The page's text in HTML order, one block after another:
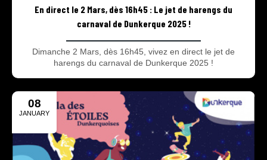
En direct le 2 Mars, dès 16h45 : Le jet de harengs du
carnaval de Dunkerque 2025 !
Dimanche 2 Mars, dès 16h45, vivez en direct le jet de
harengs du carnaval de Dunkerque 2025 !
08
JANUARY